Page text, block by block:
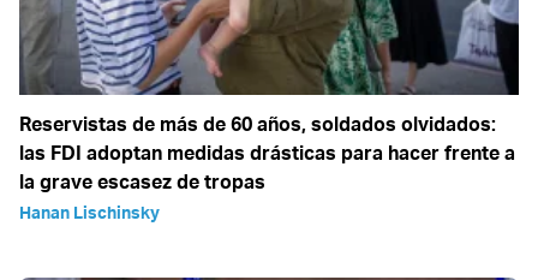
Reservistas de más de 60 años, soldados olvidados:
las FDI adoptan medidas drásticas para hacer frente a
la grave escasez de tropas
Hanan Lischinsky